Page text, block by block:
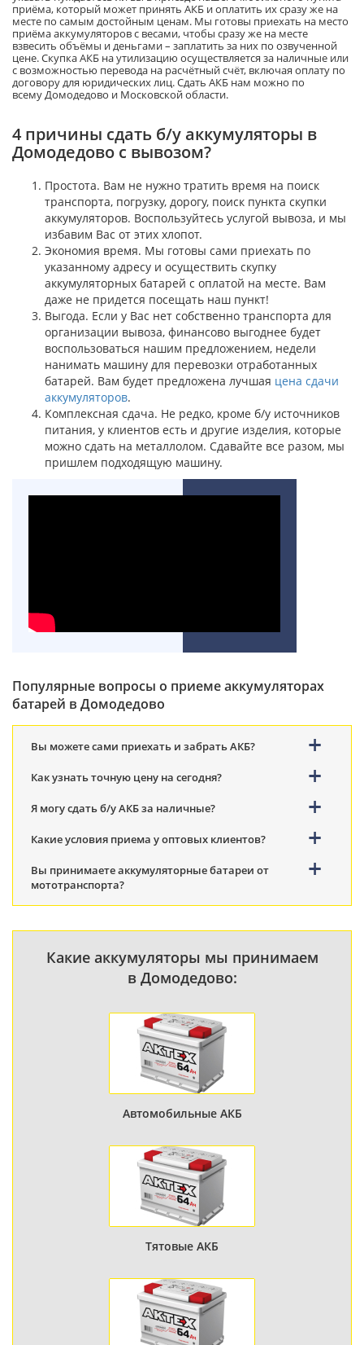
приёма, который может принять АКБ иоплатить их сразу же на
месте по самым достойным ценам. Мы готовы приехать на место
приёма аккумуляторов с весами, чтобы сразу же на месте
взвесить объёмы и деньгами – заплатить за них по озвученной
цене. Скупка АКБ на утилизацию осуществляется за наличные или
с возможностью перевода на расчётный счёт, включая оплату по
договору для юридических лиц.Сдать АКБ нам можно по
всемуДомодедово и Московской области.
4 причины сдать б/у аккумуляторы в
Домодедово с вывозом?
Простота. Вам не нужно тратить время на поиск
транспорта, погрузку, дорогу, поиск пункта скупки
аккумуляторов. Воспользуйтесь услугой вывоза, и мы
избавим Вас от этих хлопот.
Экономия время. Мы готовы сами приехать по
указанному адресу и осуществить скупку
аккумуляторных батарей с оплатой на месте. Вам
даже не придется посещать наш пункт!
Выгода. Если у Вас нет собственно транспорта для
организации вывоза, финансово выгоднее будет
воспользоваться нашим предложением, недели
нанимать машину для перевозки отработанных
батарей. Вам будет предложена лучшая цена сдачи
аккумуляторов.
Комплексная сдача. Не редко, кроме б/у источников
питания, у клиентов есть и другие изделия, которые
можно сдать на металлолом. Сдавайте все разом, мы
пришлем подходящую машину.
Популярные вопросы о приеме аккумуляторах
батарей в Домодедово
Вы можете сами приехать и забрать АКБ?
Как узнать точную цену на сегодня?
Я могу сдать б/у АКБ за наличные?
Какие условия приема у оптовых клиентов?
Вы принимаете аккумуляторные батареи от
мототранспорта?
Какие аккумуляторы мы принимаем
в Домодедово:
Автомобильные АКБ
Тятовые АКБ